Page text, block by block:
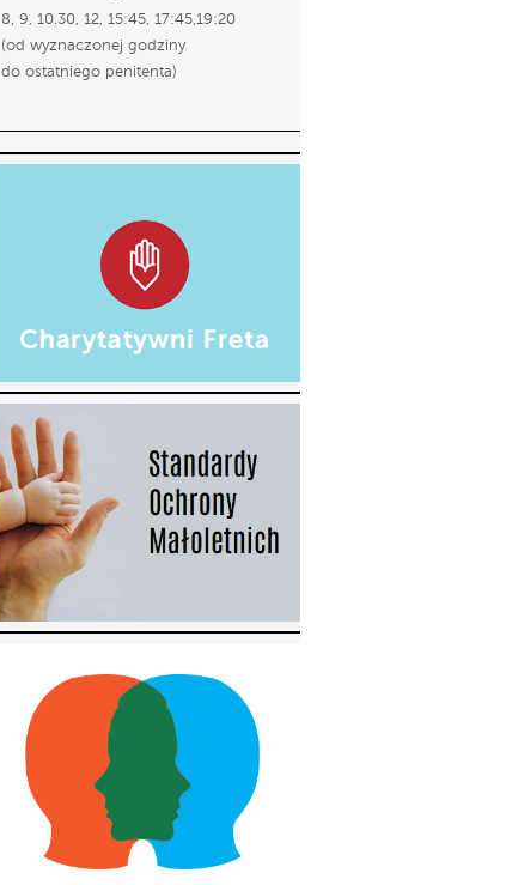
8, 9, 10.30, 12, 15:45, 17:45,19:20
(od wyznaczonej godziny
do ostatniego penitenta)